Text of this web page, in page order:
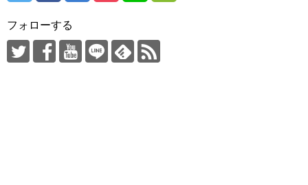
フォローする